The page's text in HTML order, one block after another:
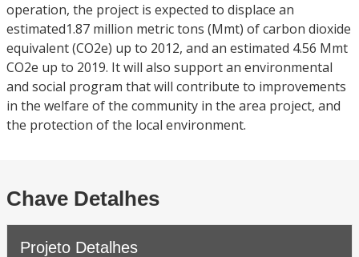
operation, the project is expected to displace an
estimated1.87 million metric tons (Mmt) of carbon dioxide
equivalent (CO2e) up to 2012, and an estimated 4.56 Mmt
CO2e up to 2019. It will also support an environmental
and social program that will contribute to improvements
in the welfare of the community in the area project, and
the protection of the local environment.
Chave Detalhes
Projeto Detalhes